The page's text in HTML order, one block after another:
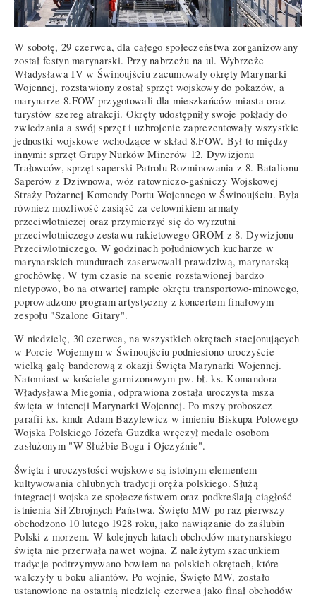
W sobotę, 29 czerwca, dla całego społeczeństwa zorganizowany
został festyn marynarski. Przy nabrzeżu na ul. Wybrzeże
Władysława IV w Świnoujściu zacumowały okręty Marynarki
Wojennej, rozstawiony został sprzęt wojskowy do pokazów, a
marynarze 8.FOW przygotowali dla mieszkańców miasta oraz
turystów szereg atrakcji. Okręty udostępniły swoje pokłady do
zwiedzania a swój sprzęt i uzbrojenie zaprezentowały wszystkie
jednostki wojskowe wchodzące w skład 8.FOW. Był to między
innymi: sprzęt Grupy Nurków Minerów 12. Dywizjonu
Trałowców, sprzęt saperski Patrolu Rozminowania z 8. Batalionu
Saperów z Dziwnowa, wóz ratowniczo-gaśniczy Wojskowej
Straży Pożarnej Komendy Portu Wojennego w Świnoujściu. Była
również możliwość zasiąść za celownikiem armaty
przeciwlotniczej oraz przymierzyć się do wyrzutni
przeciwlotniczego zestawu rakietowego GROM z 8. Dywizjonu
Przeciwlotniczego. W godzinach południowych kucharze w
marynarskich mundurach zaserwowali prawdziwą, marynarską
grochówkę. W tym czasie na scenie rozstawionej bardzo
nietypowo, bo na otwartej rampie okrętu transportowo-minowego,
poprowadzono program artystyczny z koncertem finałowym
zespołu "Szalone Gitary".
W niedzielę, 30 czerwca, na wszystkich okrętach stacjonujących
w Porcie Wojennym w Świnoujściu podniesiono uroczyście
wielką galę banderową z okazji Święta Marynarki Wojennej.
Natomiast w kościele garnizonowym pw. bł. ks. Komandora
Władysława Miegonia, odprawiona została uroczysta msza
święta w intencji Marynarki Wojennej. Po mszy proboszcz
parafii ks. kmdr Adam Bazylewicz w imieniu Biskupa Polowego
Wojska Polskiego Józefa Guzdka wręczył medale osobom
zasłużonym "W Służbie Bogu i Ojczyźnie".
Święta i uroczystości wojskowe są istotnym elementem
kultywowania chlubnych tradycji oręża polskiego. Służą
integracji wojska ze społeczeństwem oraz podkreślają ciągłość
istnienia Sił Zbrojnych Państwa. Święto MW po raz pierwszy
obchodzono 10 lutego 1928 roku, jako nawiązanie do zaślubin
Polski z morzem. W kolejnych latach obchodów marynarskiego
święta nie przerwała nawet wojna. Z należytym szacunkiem
tradycje podtrzymywano bowiem na polskich okrętach, które
walczyły u boku aliantów. Po wojnie, Święto MW, zostało
ustanowione na ostatnią niedzielę czerwca jako finał obchodów